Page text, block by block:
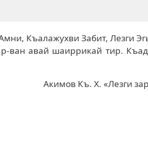
Къалажухви Забит, Лезги
ван авай шаиррикай тир.
Акимов Къ. Х. «Лезги